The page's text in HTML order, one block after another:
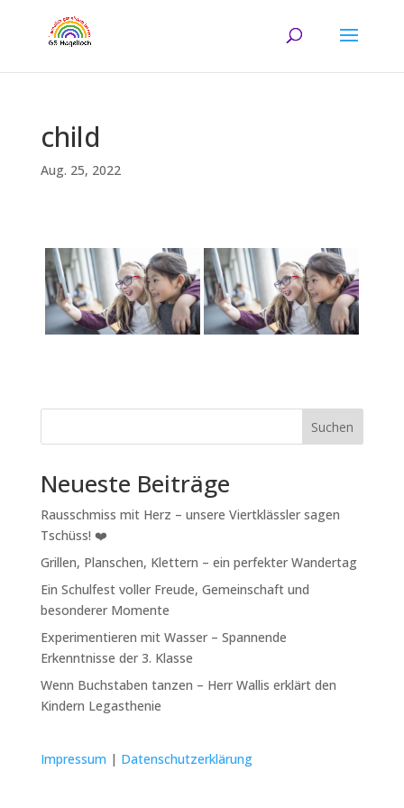
child
Aug. 25, 2022
Suchen
Neueste Beiträge
Rausschmiss mit Herz – unsere Viertklässler sagen
Tschüss! ❤️
Grillen, Planschen, Klettern – ein perfekter Wandertag
Ein Schulfest voller Freude, Gemeinschaft und
besonderer Momente
Experimentieren mit Wasser – Spannende
Erkenntnisse der 3. Klasse
Wenn Buchstaben tanzen – Herr Wallis erklärt den
Kindern Legasthenie
Impressum | Datenschutzerklärung